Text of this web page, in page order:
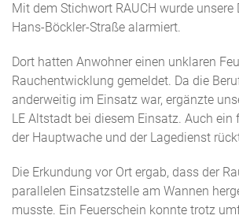
Mit dem Stichwort RAUCH wurde unsere
Hans-Böckler-Straße alarmiert.
Dort hatten Anwohner einen unklaren
Rauchentwicklung gemeldet. Da die
anderweitig im Einsatz war, ergänzte
LE Altstadt bei diesem Einsatz. Auch ein
der Hauptwache und der Lagedienst
Die Erkundung vor Ort ergab, dass der
parallelen Einsatzstelle am Wannen
musste. Ein Feuerschein konnte trotz